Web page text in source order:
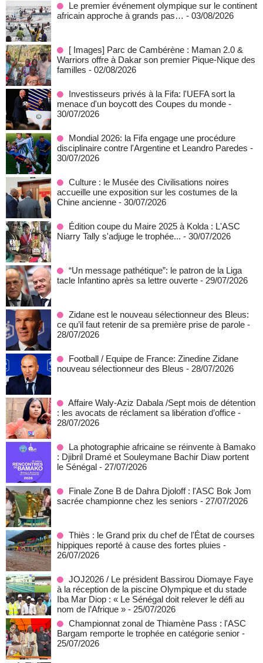
Le premier événement olympique sur le continent
africain approche à grands pas… - 03/08/2026
[ Images] Parc de Cambérène : Maman 2.0 &
Warriors offre à Dakar son premier Pique-Nique des
familles - 02/08/2026
Investisseurs privés à la Fifa: l'UEFA sort la
menace d'un boycott des Coupes du monde -
30/07/2026
Mondial 2026: la Fifa engage une procédure
disciplinaire contre l'Argentine et Leandro Paredes -
30/07/2026
Culture : le Musée des Civilisations noires
accueille une exposition sur les costumes de la
Chine ancienne - 30/07/2026
Édition coupe du Maire 2025 à Kolda : L'ASC
Niarry Tally s'adjuge le trophée... - 30/07/2026
“Un message pathétique”: le patron de la Liga
tacle Infantino après sa lettre ouverte - 29/07/2026
Zidane est le nouveau sélectionneur des Bleus:
ce qu’il faut retenir de sa première prise de parole -
28/07/2026
Football / Equipe de France: Zinedine Zidane
nouveau sélectionneur des Bleus - 28/07/2026
Affaire Waly-Aziz Dabala /Sept mois de détention
: les avocats de réclament sa libération d’office -
28/07/2026
La photographie africaine se réinvente à Bamako
: Djibril Dramé et Souleymane Bachir Diaw portent
le Sénégal - 27/07/2026
Finale Zone B de Dahra Djoloff : l'ASC Bok Jom
sacrée championne chez les seniors - 27/07/2026
Thiès : le Grand prix du chef de l'État de courses
hippiques reporté à cause des fortes pluies -
26/07/2026
JOJ2026 / Le président Bassirou Diomaye Faye
à la réception de la piscine Olympique et du stade
Iba Mar Diop : « Le Sénégal doit relever le défi au
nom de l’Afrique » - 25/07/2026
Championnat zonal de Thiamène Pass : l'ASC
Bargam remporte le trophée en catégorie senior -
25/07/2026